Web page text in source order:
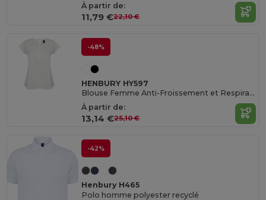
À partir de:
11,79 €22,10 €
-48%
HENBURY HY597
Blouse Femme Anti-Froissement et Respirante
À partir de:
13,14 €25,10 €
-42%
Henbury H465
Polo homme polyester recyclé